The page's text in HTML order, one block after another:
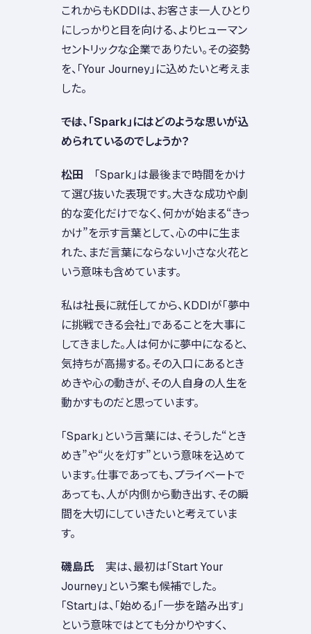
これからもKDDIは、お客さま一人ひとり
にしっかりと目を向ける、よりヒューマン
セントリックな企業でありたい。その姿勢
を、「Your Journey」に込めたいと考えま
した。
――では、「Spark」にはどのような思いが込
められているのでしょうか？
松田 「Spark」は最後まで時間をかけ
て選び抜いた表現です。大きな成功や劇
的な変化だけでなく、何かが始まる“きっ
かけ”を示す言葉として、心の中に生ま
れた、まだ言葉にならない小さな火花と
いう意味も含めています。
私は社長に就任してから、KDDIが「夢中
に挑戦できる会社」であることを大事に
してきました。人は何かに夢中になると、
気持ちが高揚する。その入口にあるとき
めきや心の動きが、その人自身の人生を
動かすものだと思っています。
「Spark」という言葉には、そうした“とき
めき”や“火を灯す”という意味を込めて
います。仕事であっても、プライベートで
あっても、人が内側から動き出す、その瞬
間を大切にしていきたいと考えていま
す。
磯島氏 実は、最初は「Start Your
Journey」という案も候補でした。
「Start」は、「始める」「一歩を踏み出す」
という意味ではとても分かりやすく、